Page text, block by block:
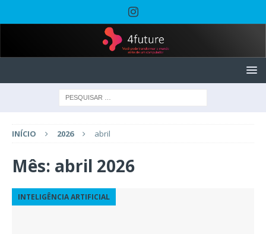
INÍCIO 2026 abril
Mês: abril 2026
INTELIGÊNCIA ARTIFICIAL